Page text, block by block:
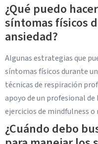
¿Qué puedo
síntomas físicos
ansiedad?
Algunas estrategias que
síntomas físicos durante
técnicas de respiración
apoyo de un profesional
ejercicios de mindfulness
¿Cuándo debo